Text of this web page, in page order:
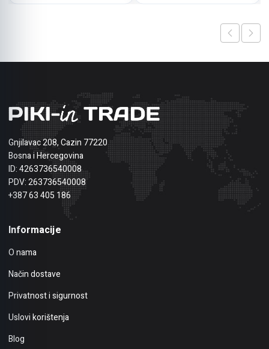
Gnjilavac 208, Cazin 77220
Bosna i Hercegovina
ID: 4263736540008
PDV: 263736540008
+387 63 405 186
Informacije
O nama
Način dostave
Privatnost i sigurnost
Uslovi korištenja
Blog